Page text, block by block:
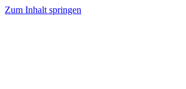
Zum Inhalt springen